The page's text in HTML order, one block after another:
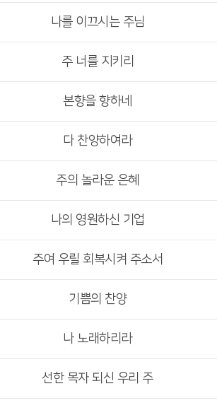
나를 이끄시는 주님
주 너를 지키리
본향을 향하네
다 찬양하여라
주의 놀라운 은혜
나의 영원하신 기업
주여 우릴 회복시켜 주소서
기쁨의 찬양
나 노래하리라
선한 목자 되신 우리 주